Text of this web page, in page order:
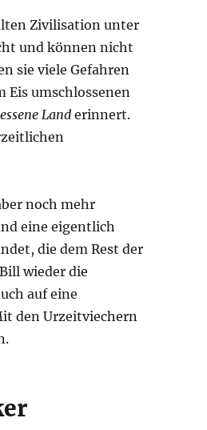
Zivilisation unter
und können nicht
sie viele Gefahren
Eis umschlossenen
Landerinnert.
noch mehr
eine eigentlich
die dem Rest der
wieder die
auf eine
den Urzeitviechern